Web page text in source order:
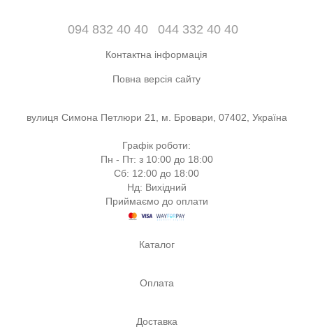
094 832 40 40 044 332 40 40
Контактна інформація
Повна версія сайту
вулиця Симона Петлюри 21, м. Бровари, 07402, Україна
Графік роботи:
Пн - Пт: з 10:00 до 18:00
Сб: 12:00 до 18:00
Нд: Вихідний
Приймаємо до оплати
Каталог
Оплата
Доставка